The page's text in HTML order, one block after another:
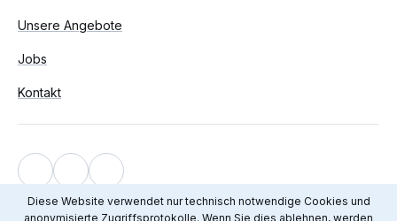
Diese Website verwendet nur technisch notwendige Cookies und
anonymisierte Zugriffsprotokolle. Wenn Sie dies ablehnen, werden
Unsere Angebote
Jobs
Kontakt
Impressum